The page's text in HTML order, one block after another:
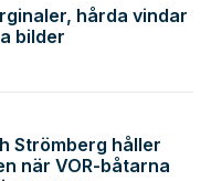
hårda vindar
bilder
Strömberg håller
när VOR-båtarna